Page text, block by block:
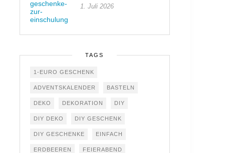
1. Juli 2026
TAGS
1-EURO GESCHENK
ADVENTSKALENDER BASTELN
DEKO DEKORATION DIY
DIY DEKO DIY GESCHENK
DIY GESCHENKE EINFACH
ERDBEEREN FEIERABEND